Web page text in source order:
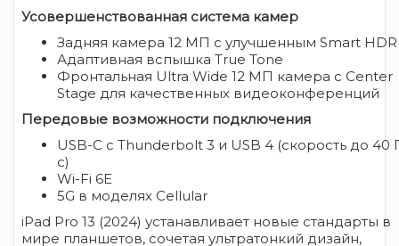
Усовершенствованная система камер
Задняя камера 12 МП с улучшенным Smart HDR
Адаптивная вспышка True Tone
Фронтальная Ultra Wide 12 МП камера с Center
Stage для качественных видеоконференций
Передовые возможности подключения
USB-C с Thunderbolt 3 и USB 4 (скорость до 40
с)
Wi-Fi 6E
5G в моделях Cellular
iPad Pro 13 (2024) устанавливает новые стандарты в
мире планшетов, сочетая ультратонкий дизайн,